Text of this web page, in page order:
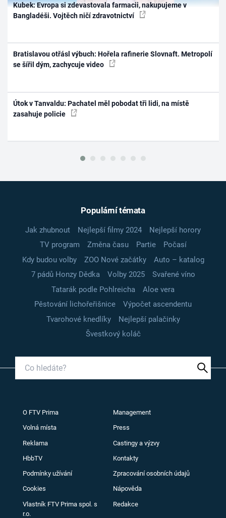
Kubek: Evropa si zdevastovala farmacii, nakupujeme v
Bangladéši. Vojtěch ničí zdravotnictví
Bratislavou otřásl výbuch: Hořela rafinerie Slovnaft. Metropolí
se šířil dým, zachycuje video
Útok v Tanvaldu: Pachatel měl pobodat tři lidi, na místě
zasahuje policie
Populární témata
Jak zhubnout Nejlepší filmy 2024
Nejlepší horory
TV program
Změna času Partie
Počasí
Kdy budou volby
ZOO Nové začátky
Auto – katalog
7 pádů Honzy Dědka
Volby 2025
Svařené víno
Tatarák podle Pohlreicha
Aloe vera
Pěstování lichořeřišnice
Výpočet ascendentu
Tvarohové knedlíky
Nejlepší palačinky
Švestkový koláč
O FTV Prima Management
Volná místa Press
Reklama Castingy a výzvy
HbbTV Kontakty
Podmínky užívání Zpracování osobních údajů
Cookies Nápověda
Vlastník FTV Prima spol. s
r.o.
Redakce